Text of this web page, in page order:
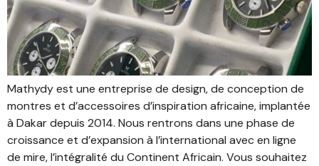
Mathydy est une entreprise de design, de conception de
montres et d’accessoires d’inspiration africaine, implantée
à Dakar depuis 2014. Nous rentrons dans une phase de
croissance et d’expansion à l’international avec en ligne
de mire, l’intégralité du Continent Africain. Vous souhaitez